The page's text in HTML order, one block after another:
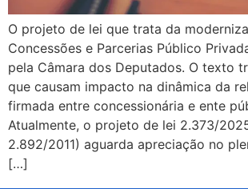
O projeto de lei que trata da
Concessões e Parcerias Público
pela Câmara dos Deputados. O texto
que causam impacto na dinâmica da
firmada entre concessionária e ente
Atualmente, o projeto de lei 2.373/
2.892/2011) aguarda apreciação no
[…]